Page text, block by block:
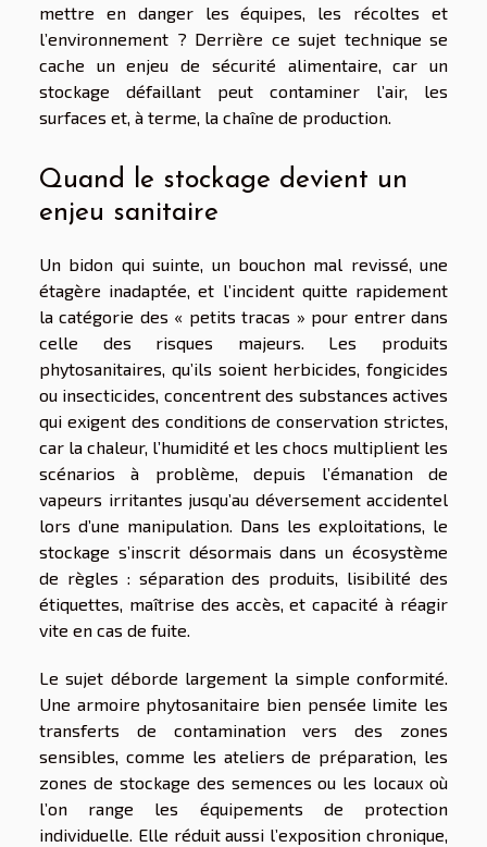
mettre en danger les équipes, les récoltes et
l’environnement ? Derrière ce sujet technique se
cache un enjeu de sécurité alimentaire, car un
stockage défaillant peut contaminer l’air, les
surfaces et, à terme, la chaîne de production.
Quand le stockage devient un
enjeu sanitaire
Un bidon qui suinte, un bouchon mal revissé, une
étagère inadaptée, et l’incident quitte rapidement
la catégorie des « petits tracas » pour entrer dans
celle des risques majeurs. Les produits
phytosanitaires, qu’ils soient herbicides, fongicides
ou insecticides, concentrent des substances actives
qui exigent des conditions de conservation strictes,
car la chaleur, l’humidité et les chocs multiplient les
scénarios à problème, depuis l’émanation de
vapeurs irritantes jusqu’au déversement accidentel
lors d’une manipulation. Dans les exploitations, le
stockage s’inscrit désormais dans un écosystème
de règles : séparation des produits, lisibilité des
étiquettes, maîtrise des accès, et capacité à réagir
vite en cas de fuite.
Le sujet déborde largement la simple conformité.
Une armoire phytosanitaire bien pensée limite les
transferts de contamination vers des zones
sensibles, comme les ateliers de préparation, les
zones de stockage des semences ou les locaux où
l’on range les équipements de protection
individuelle. Elle réduit aussi l’exposition chronique,